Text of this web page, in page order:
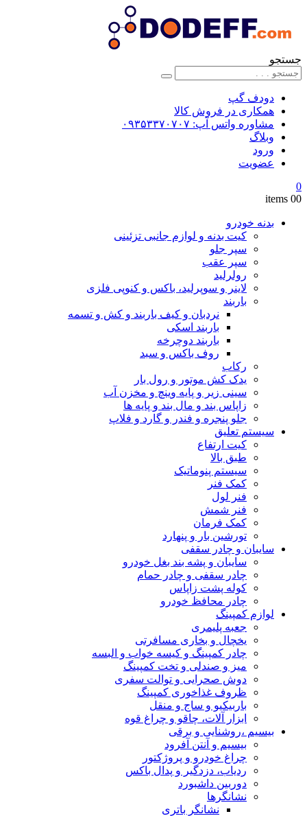
جستجو
دودف گپ
همکاری در فروش کالا
مشاوره واتس آپ: ۰۹۳۵۳۳۷۰۷۰۷
وبلاگ
ورود
عضویت
0
00 items
بدنه خودرو
کیت بدنه و لوازم جانبی تزئینی
سپر جلو
سپر عقب
رولرلید
لاینر و سوپرلید، باکس و کنوپی فلزی
باربند
نردبان و کیف باربند و کش و تسمه
باربند اسکی
باربند دوچرخه
روف باکس و سبد
رکاب
یدک کش موتور و رول بار
سینی زیر و پایه وینچ و مخزن آب
زاپاس بند و مال بند و پایه ها
جلو پنجره و فندر و گارد و فلاپ
سیستم تعلیق
کیت ارتفاع
طبق بالا
سیستم پنوماتیک
کمک فنر
فنر لول
فنر شمش
کمک فرمان
تورشین بار و پنهارد
سایبان و چادر سقفی
سایبان و پشه بند بغل خودرو
چادر سقفی و چادر حمام
کوله پشت زاپاس
چادر محافظ خودرو
لوازم کمپینگ
جعبه پلیمری
یخچال و بخاری مسافرتی
چادر کمپینگ و کیسه خواب و البسه
میز و صندلی و تخت کمپینگ
دوش صحرایی و توالت سفری
ظروف غذاخوری کمپینگ
باربیکیو و ساج و منقل
ابزار آلات، چاقو و چراغ قوه
بیسیم ،روشنایی و برقی
بیسیم و آنتن آفرود
چراغ خودرو و پروژکتور
ردیاب، دزدگیر و پدال باکس
دوربین داشبورد
نشانگرها
نشانگر باتری